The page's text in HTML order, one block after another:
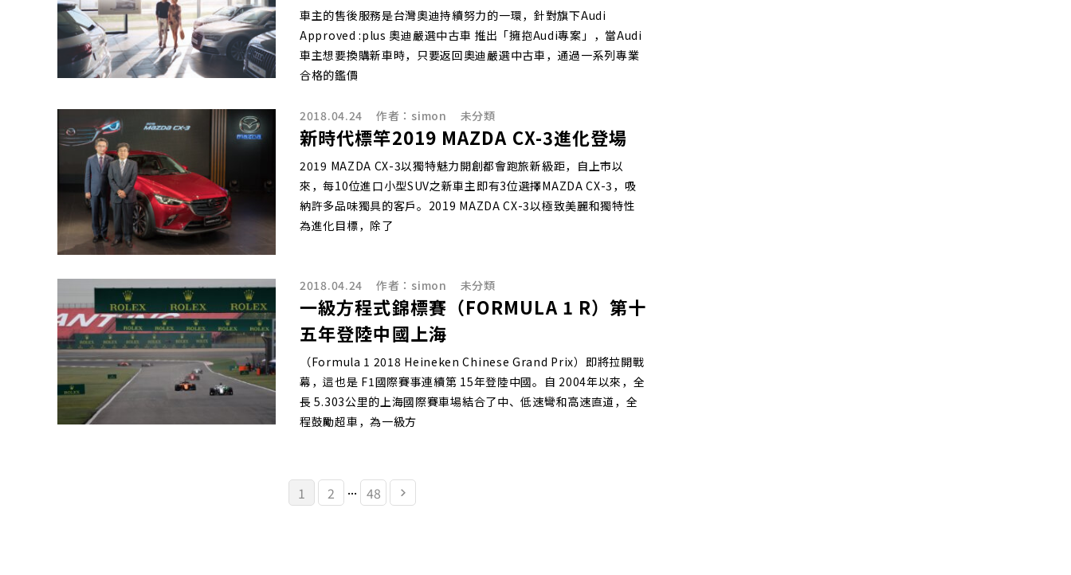
車主的售後服務是台灣奧迪持續努力的一環，針對旗下Audi
Approved :plus 奧迪嚴選中古車 推出「擁抱Audi專案」，當Audi
車主想要換購新車時，只要返回奧迪嚴選中古車，通過一系列專業
合格的鑑價
2018.04.24 作者： simon 未分類
新時代標竿2019 MAZDA CX-3進化登場
2019 MAZDA CX-3以獨特魅力開創都會跑旅新級距，自上市以
來，每10位進口小型SUV之新車主即有3位選擇MAZDA CX-3，吸
納許多品味獨具的客戶。2019 MAZDA CX-3以極致美麗和獨特性
為進化目標，除了
2018.04.24 作者： simon 未分類
一級方程式錦標賽（FORMULA 1 R）第十
五年登陸中國上海
（Formula 1 2018 Heineken Chinese Grand Prix）即將拉開戰
幕，這也是 F1國際賽事連續第 15年登陸中國。自 2004年以來，全
長 5.303公里的上海國際賽車場結合了中、低速彎和高速直道，全
程鼓勵超車，為一級方
1 2 ... 48